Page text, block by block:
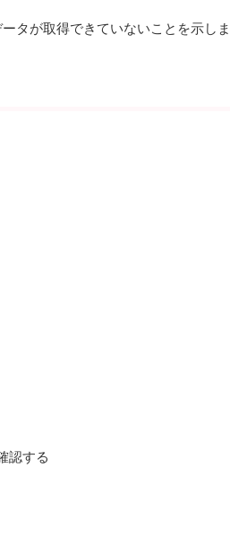
タが取得できていないことを示しま
認する